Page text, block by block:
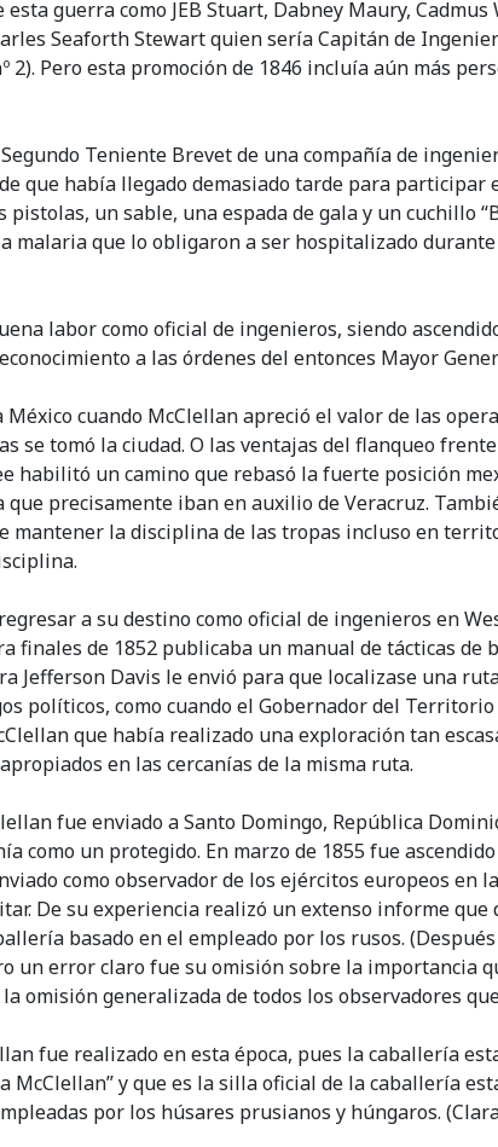
guerra como JEB Stuart, Dabney Maury,
Seaforth Stewart quien sería Capitán de
2). Pero esta promoción de 1846 incluía aún más
Teniente Brevet de una compañía de
que había llegado demasiado tarde para
pistolas, un sable, una espada de gala y un
malaria que lo obligaron a ser hospitalizado
labor como oficial de ingenieros, siendo
a las órdenes del entonces Mayor
cuando McClellan apreció el valor de las
se tomó la ciudad. O las ventajas del flanqueo
habilitó un camino que rebasó la fuerte posición
que precisamente iban en auxilio de Veracruz.
mantener la disciplina de las tropas incluso en
a su destino como oficial de ingenieros en
finales de 1852 publicaba un manual de tácticas
Jefferson Davis le envió para que localizase una
políticos, como cuando el Gobernador del
que había realizado una exploración tan
en las cercanías de la misma ruta.
fue enviado a Santo Domingo, República
como un protegido. En marzo de 1855 fue
como observador de los ejércitos europeos en
De su experiencia realizó un extenso informe
basado en el empleado por los rusos.
un error claro fue su omisión sobre la importancia
omisión generalizada de todos los observadores
fue realizado en esta época, pues la caballería
McClellan” y que es la silla oficial de la caballería
por los húsares prusianos y húngaros.